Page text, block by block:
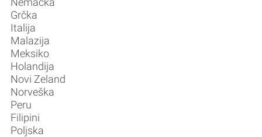
Grčka
Italija
Malazija
Meksiko
Holandija
Novi Zeland
Norveška
Peru
Filipini
Poljska